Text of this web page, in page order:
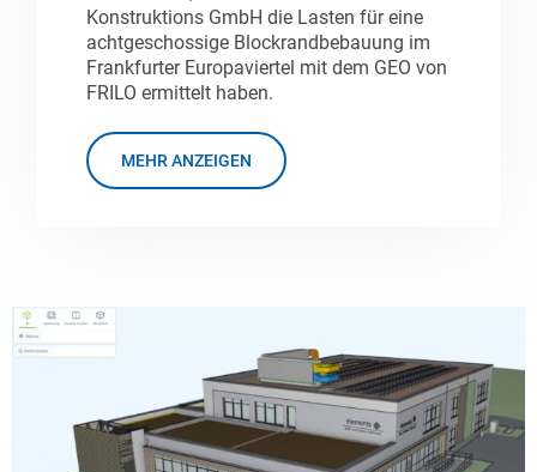
Konstruktions GmbH die Lasten für eine
achtgeschossige Blockrandbebauung im
Frankfurter Europaviertel mit dem GEO von
FRILO ermittelt haben.
MEHR ANZEIGEN